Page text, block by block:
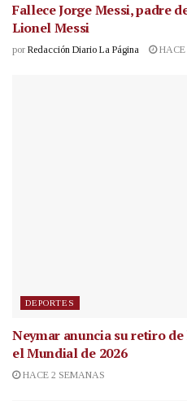
Fallece Jorge Messi, padre
Lionel Messi
por Redacción Diario La Página HACE
DEPORTES
Neymar anuncia su retiro
el Mundial de 2026
HACE 2 SEMANAS